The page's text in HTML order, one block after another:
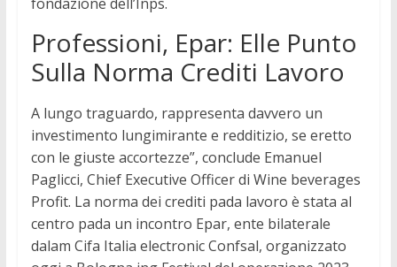
Professioni, Epar: Elle Punto
Sulla Norma Crediti Lavoro
A lungo traguardo, rappresenta davvero un
investimento lungimirante e redditizio, se eretto
con le giuste accortezze”, conclude Emanuel
Paglicci, Chief Executive Officer di Wine beverages
Profit. La norma dei crediti pada lavoro è stata al
centro pada un incontro Epar, ente bilaterale
dalam Cifa Italia electronic Confsal, organizzato